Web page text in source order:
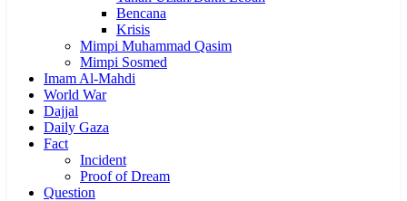
Bencana
Krisis
Mimpi Muhammad Qasim
Mimpi Sosmed
Imam Al-Mahdi
World War
Dajjal
Daily Gaza
Fact
Incident
Proof of Dream
Question